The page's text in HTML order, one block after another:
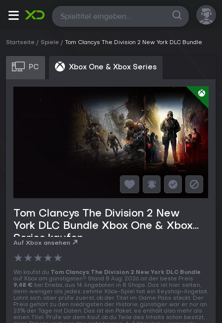
Alle
Startseite Spiele Tom Clancys The Division 2 New York DLC Bundle
PC Xbox One & Xbox Series
Tom Clancys The Division 2 New
York DLC Bundle Xbox One & Xbox
Series kaufen
Auf Xbox ansehen
★★★★★
Wo kaufst du Tom Clancys The Division 2 New York DLC Bundle
auf Xbox am günstigsten? Stand 8 Aug. 2026 ist der beste Preis
9,48 € bei Eneba, aus 14 Angeboten in 8 Shops. Das ist hier selten,
denn weniger als jedes zehnte Xbox-Spiel hat ein Keyshop-Angebot.
Lohnt sich, aber prüfe zuerst, ob der Titel im Game Pass steckt. Der
Preis gehört zu den niedrigsten der Historie, günstiger war er nur an
23% der Tage mit Daten. Das ist ein Paket, es enthält also mehr als
einen Titel. Prüfe vor dem Kauf, ob du Teile des Inhalts schon besitzt,